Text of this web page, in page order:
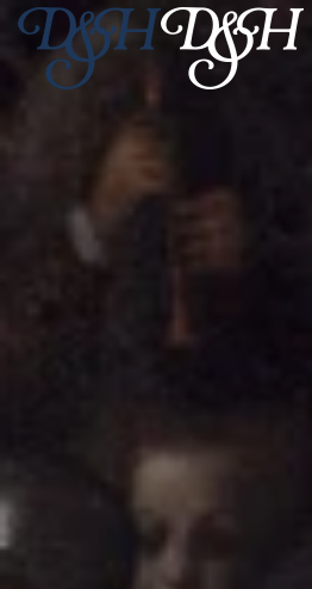
Zum Hauptinhalt springen